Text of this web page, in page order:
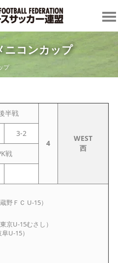
コンカップ
プ
半戦
4
WEST
西
3-2
戦
ＦＣ U-15）
U-15むさし）
U-15）